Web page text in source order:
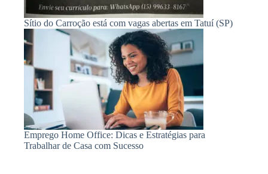
Sítio do Carroção está com vagas abertas em Tatuí (SP)
Emprego Home Office: Dicas e Estratégias para
Trabalhar de Casa com Sucesso